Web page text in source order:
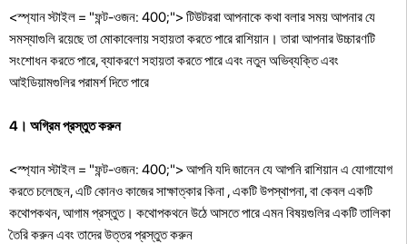
<স্প্যান স্টাইল = "ফন্ট-ওজন: 400;"> টিউটররা আপনাকে কথা বলার সময় আপনার যে
সমস্যাগুলি রয়েছে তা মোকাবেলায় সহায়তা করতে পারে রাশিয়ান। তারা আপনার উচ্চারণটি
সংশোধন করতে পারে, ব্যাকরণে সহায়তা করতে পারে এবং নতুন অভিব্যক্তি এবং
আইডিয়ামগুলির পরামর্শ দিতে পারে
4। অগ্রিম প্রস্তুত করুন
<স্প্যান স্টাইল = "ফন্ট-ওজন: 400;"> আপনি যদি জানেন যে আপনি রাশিয়ান এ যোগাযোগ
করতে চলেছেন, এটি কোনও কাজের সাক্ষাত্কার কিনা , একটি উপস্থাপনা, বা কেবল একটি
কথোপকথন, আগাম প্রস্তুত। কথোপকথনে উঠে আসতে পারে এমন বিষয়গুলির একটি তালিকা
তৈরি করুন এবং তাদের উত্তর প্রস্তুত করুন